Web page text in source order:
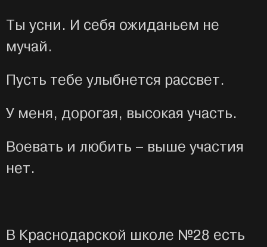
Ты усни. И себя ожиданьем не
мучай.
Пусть тебе улыбнется рассвет.
У меня, дорогая, высокая участь.
Воевать и любить – выше участия
нет.
В Краснодарской школе №28 есть